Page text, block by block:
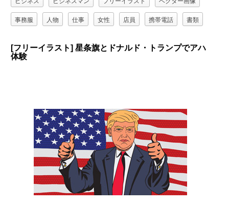
事務服 人物 仕事 女性 店員 携帯電話 書類
[フリーイラスト] 星条旗とドナルド・トランプでアハ
体験